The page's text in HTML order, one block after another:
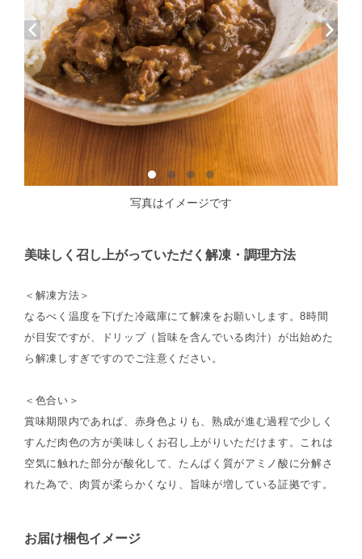
写真はイメージです
美味しく召し上がっていただく解凍・調理方法
＜解凍方法＞
なるべく温度を下げた冷蔵庫にて解凍をお願いします。8時間
が目安ですが、ドリップ（旨味を含んでいる肉汁）が出始めた
ら解凍しすぎですのでご注意ください。
＜色合い＞
賞味期限内であれば、赤身色よりも、熟成が進む過程で少しく
すんだ肉色の方が美味しくお召し上がりいただけます。これは
空気に触れた部分が酸化して、たんぱく質がアミノ酸に分解さ
れた為で、肉質が柔らかくなり、旨味が増している証拠です。
お届け梱包イメージ